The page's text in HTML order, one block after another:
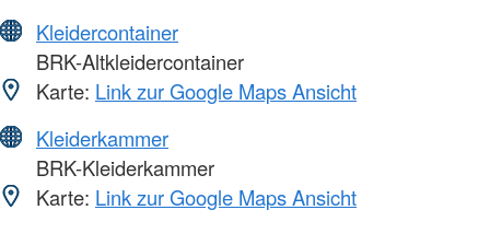
Kleidercontainer
BRK-Altkleidercontainer
Karte: Link zur Google Maps Ansicht
Kleiderkammer
BRK-Kleiderkammer
Karte: Link zur Google Maps Ansicht